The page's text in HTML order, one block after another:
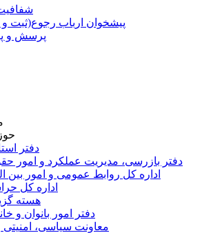
پیشخوان ارباب رجوع(ثبت و
پرسش و
دفتر
دفتر بازرسی، مدیریت عملکرد و امور
اداره کل روابط عمومی و امور بین
اداره کل
هسته
دفتر امور بانوان و
معاونت سیاسی، امنیتی